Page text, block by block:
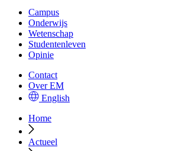
Campus
Onderwijs
Wetenschap
Studentenleven
Opinie
Contact
Over EM
English
Home
Actueel